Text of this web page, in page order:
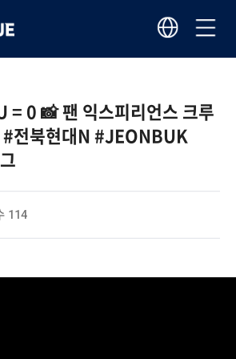
= 0 📸 팬 익스피리언스 크루
#전북현대N #JEONBUK
114